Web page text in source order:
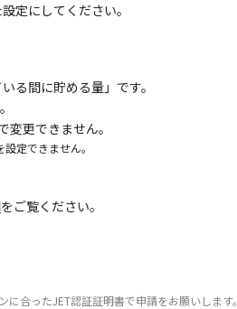
定にしてください。
る間に貯める量」です。
更できません。
定できません。
をご覧ください。
合ったJET認証証明書で申請をお願いします。